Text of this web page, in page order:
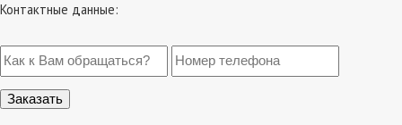
Контактные данные: